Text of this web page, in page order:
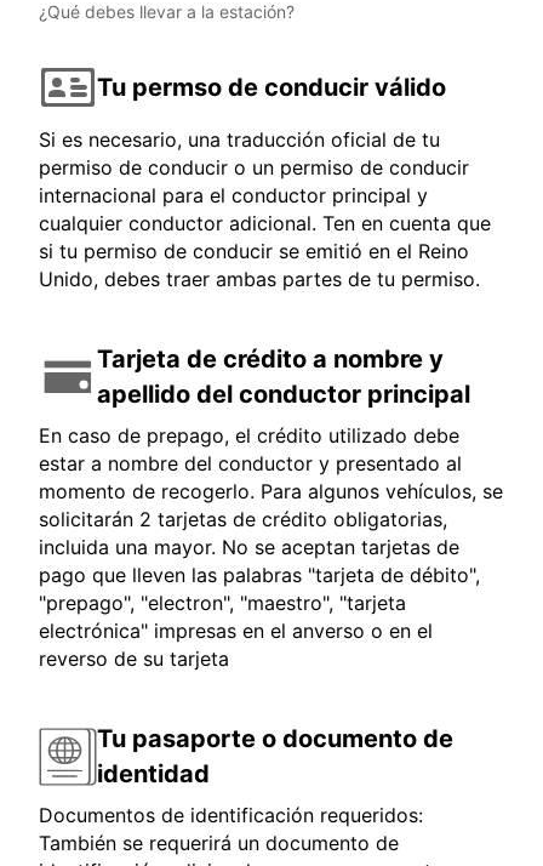
¿Qué debes llevar a la estación?
Tu permso de conducir válido
Si es necesario, una traducción oficial de tu
permiso de conducir o un permiso de conducir
internacional para el conductor principal y
cualquier conductor adicional. Ten en cuenta que
si tu permiso de conducir se emitió en el Reino
Unido, debes traer ambas partes de tu permiso.
Tarjeta de crédito a nombre y
apellido del conductor principal
En caso de prepago, el crédito utilizado debe
estar a nombre del conductor y presentado al
momento de recogerlo. Para algunos vehículos, se
solicitarán 2 tarjetas de crédito obligatorias,
incluida una mayor. No se aceptan tarjetas de
pago que lleven las palabras "tarjeta de débito",
"prepago", "electron", "maestro", "tarjeta
electrónica" impresas en el anverso o en el
reverso de su tarjeta
Tu pasaporte o documento de
identidad
Documentos de identificación requeridos:
También se requerirá un documento de